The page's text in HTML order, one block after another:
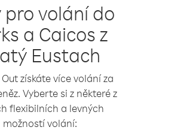
pro volání do
a Caicos z
Eustach
získáte více volání za
Vyberte si z některé z
flexibilních a levných
možností volání: